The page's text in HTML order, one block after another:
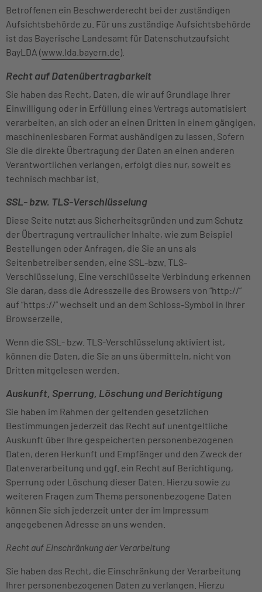
Betroffenen ein Beschwerderecht bei der zuständigen
Aufsichtsbehörde zu. Für uns zuständige Aufsichtsbehörde
ist das Bayerische Landesamt für Datenschutzaufsicht
BayLDA (www.lda.bayern.de).
Recht auf Datenübertragbarkeit
Sie haben das Recht, Daten, die wir auf Grundlage Ihrer
Einwilligung oder in Erfüllung eines Vertrags automatisiert
verarbeiten, an sich oder an einen Dritten in einem gängigen,
maschinenlesbaren Format aushändigen zu lassen. Sofern
Sie die direkte Übertragung der Daten an einen anderen
Verantwortlichen verlangen, erfolgt dies nur, soweit es
technisch machbar ist.
SSL- bzw. TLS-Verschlüsselung
Diese Seite nutzt aus Sicherheitsgründen und zum Schutz
der Übertragung vertraulicher Inhalte, wie zum Beispiel
Bestellungen oder Anfragen, die Sie an uns als
Seitenbetreiber senden, eine SSL-bzw. TLS-
Verschlüsselung. Eine verschlüsselte Verbindung erkennen
Sie daran, dass die Adresszeile des Browsers von “http://”
auf “https://” wechselt und an dem Schloss-Symbol in Ihrer
Browserzeile.
Wenn die SSL- bzw. TLS-Verschlüsselung aktiviert ist,
können die Daten, die Sie an uns übermitteln, nicht von
Dritten mitgelesen werden.
Auskunft, Sperrung, Löschung und Berichtigung
Sie haben im Rahmen der geltenden gesetzlichen
Bestimmungen jederzeit das Recht auf unentgeltliche
Auskunft über Ihre gespeicherten personenbezogenen
Daten, deren Herkunft und Empfänger und den Zweck der
Datenverarbeitung und ggf. ein Recht auf Berichtigung,
Sperrung oder Löschung dieser Daten. Hierzu sowie zu
weiteren Fragen zum Thema personenbezogene Daten
können Sie sich jederzeit unter der im Impressum
angegebenen Adresse an uns wenden.
Recht auf Einschränkung der Verarbeitung
Sie haben das Recht, die Einschränkung der Verarbeitung
Ihrer personenbezogenen Daten zu verlangen. Hierzu